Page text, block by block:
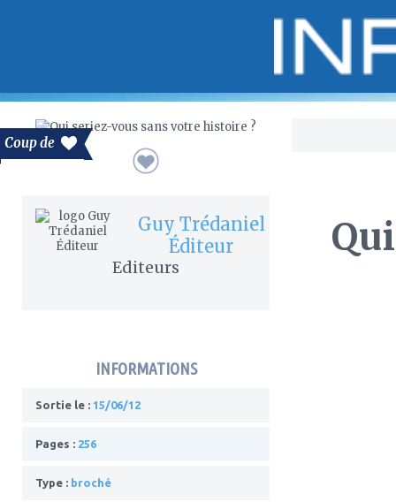
Coup de
Guy Trédaniel
Éditeur
Editeurs
INFORMATIONS
Sortie le : 15/06/12
Pages : 256
Type : broché